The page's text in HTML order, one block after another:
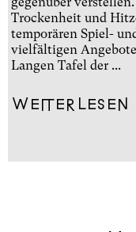
Trockenheit und
temporären Spiel-
vielfältigen
Langen Tafel der ...
Weiterlesen